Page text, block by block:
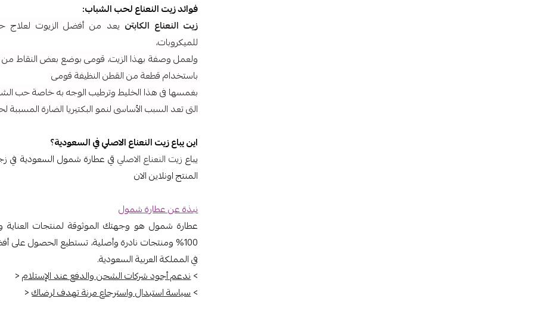
فوائد زيت النعناع لحب الشباب:
زيت النعناع الكابتن يعد من أفضل الزيوت لعلاج
للميكروبات،
ولعمل وصفة بهذا الزيت، قومى بوضع بعض النقاط من
باستخدام قطعة من القطن النظيفة قومى
بغمسها فى هذا الخليط وترطيب الوجه به خاصة حب
التى تعد السبب الأساسى لنمو البكتيريا الضارة
اين يباع زيت النعناع الاصلي في السعودية؟
يباع زيت النعناع الاصلي
المنتج اونلاين الان
نبذة عن عطارة شمول
عطارة شمول هو وجهتك الموثوقة لمنتجات العناية
100% ومنتجات نادرة وأصلية، تستطيع الحصول على
في المملكة العربية السعودية.
>ندعم أجود شركات الشحن والدفع عند الإستلام<
>سياسة استبدال واسترجاع مرنة تهدف لرضاك<